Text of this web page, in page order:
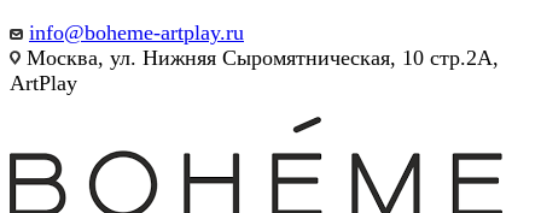
info@boheme-artplay.ru
Москва, ул. Нижняя Сыромятническая, 10 стр.2А,
ArtPlay